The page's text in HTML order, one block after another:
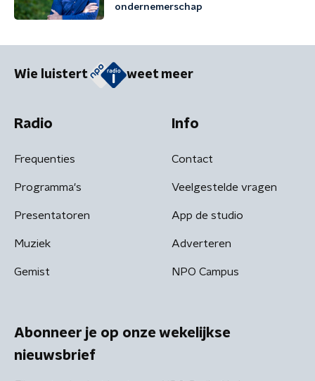
ondernemerschap
Wie luistert weet meer
Radio
Frequenties
Programma's
Presentatoren
Muziek
Gemist
Info
Contact
Veelgestelde vragen
App de studio
Adverteren
NPO Campus
Abonneer je op onze wekelijkse
nieuwsbrief